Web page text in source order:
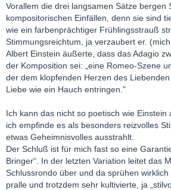
Vorallem die drei langsamen Sätze bergen
kompositorischen Einfällen, denn sie sind
wie ein farbenprächtiger Frühlingsstrauß
Stimmungsreichtum, ja verzaubert er.
Albert Einstein äußerte, dass das Adagio
der Komposition sei: „eine Romeo-Szene
der dem klopfenden Herzen des
Liebe wie ein Hauch entringen."
Ich kann das nicht so poetisch wie Einstein
ich empfinde es als besonders reizvolles
etwas Geheimnisvolles ausstrahlt.
Der Schluß ist für mich fast so eine
Bringer“. In der letzten Variation leitet das
Schlussrondo über und da sprühen
pralle und trotzdem sehr kultivierte, ja